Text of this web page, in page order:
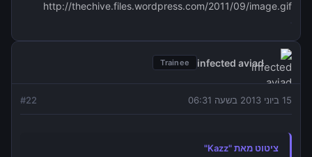
http://thechive.files.wordpress.com/2011/09/image.gif
infected aviad
Trainee
15 ביוני 2013 בשעה 06:31 #22
ציטוט מאת "Kazz"